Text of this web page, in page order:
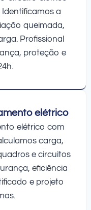
a
queimada,
Profissional
proteção e
elétrico
elétrico com
carga,
e circuitos
eficiência
e projeto